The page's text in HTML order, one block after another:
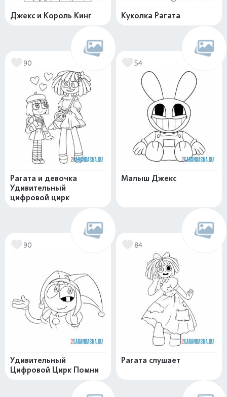
Джекс и Король Кинг Куколка Рагата
90
Рагата и девочка
Удивительный
цифровой цирк
54
Малыш Джекс
90
Удивительный
Цифровой Цирк Помни
84
Рагата слушает